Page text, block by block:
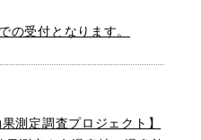
の受付となります。
測定調査プロジェクト】